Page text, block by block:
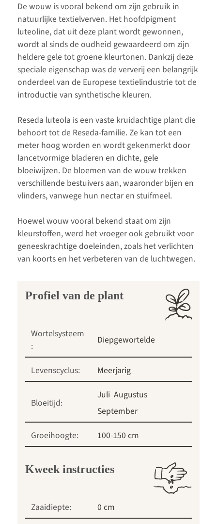
De wouw is vooral bekend om zijn gebruik in
natuurlijke textielverven. Het hoofdpigment
luteoline, dat uit deze plant wordt gewonnen,
wordt al sinds de oudheid gewaardeerd om zijn
heldere gele tot groene kleurtonen. Dankzij deze
speciale eigenschap was de ververij een belangrijk
onderdeel van de Europese textielindustrie tot de
introductie van synthetische kleuren.
Reseda luteola is een vaste kruidachtige plant die
behoort tot de Reseda-familie. Ze kan tot een
meter hoog worden en wordt gekenmerkt door
lancetvormige bladeren en dichte, gele
bloeiwijzen. De bloemen van de wouw trekken
verschillende bestuivers aan, waaronder bijen en
vlinders, vanwege hun nectar en stuifmeel.
Hoewel wouw vooral bekend staat om zijn
kleurstoffen, werd het vroeger ook gebruikt voor
geneeskrachtige doeleinden, zoals het verlichten
van koorts en het verbeteren van de luchtwegen.
Profiel van de plant
Wortelsysteem
:
Diepgewortelde
Levenscyclus: Meerjarig
Bloeitijd:
Juli Augustus
September
Groeihoogte:
100-150 cm
Kweek instructies
Zaaidiepte:
0 cm